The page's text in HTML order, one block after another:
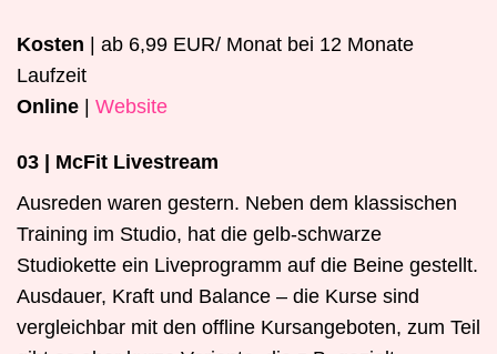
Kosten | ab 6,99 EUR/ Monat bei 12 Monate
Laufzeit
Online | Website
03 | McFit Livestream
Ausreden waren gestern. Neben dem klassischen
Training im Studio, hat die gelb-schwarze
Studiokette ein Liveprogramm auf die Beine gestellt.
Ausdauer, Kraft und Balance – die Kurse sind
vergleichbar mit den offline Kursangeboten, zum Teil